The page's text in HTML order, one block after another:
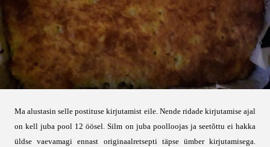
Ma alustasin selle postituse kirjutamist eile. Nende ridade kirjutamise ajal
on kell juba pool 12 öösel. Silm on juba poolloojas ja seetõttu ei hakka
üldse vaevamagi ennast originaalretsepti täpse ümber kirjutamisega.